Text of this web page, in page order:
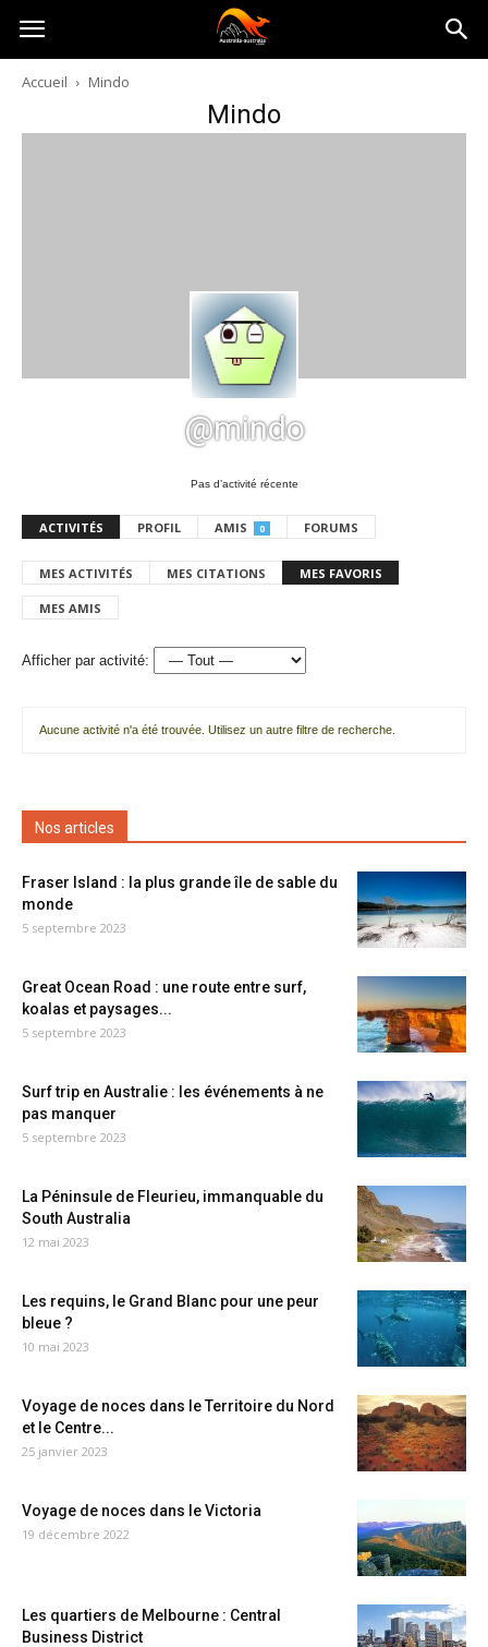
Australia-
australie.com
Accueil Mindo
Mindo
@mindo
Pas d’activité récente
ACTIVITÉS PROFIL AMIS 0 FORUMS
MES ACTIVITÉS MES CITATIONS MES FAVORIS
MES AMIS
Afficher par activité:
Aucune activité n'a été trouvée. Utilisez un autre filtre de recherche.
Nos articles
Fraser Island : la plus grande île de sable du
monde
5 septembre 2023
Great Ocean Road : une route entre surf,
koalas et paysages...
5 septembre 2023
Surf trip en Australie : les événements à ne
pas manquer
5 septembre 2023
La Péninsule de Fleurieu, immanquable du
South Australia
12 mai 2023
Les requins, le Grand Blanc pour une peur
bleue ?
10 mai 2023
Voyage de noces dans le Territoire du Nord
et le Centre...
25 janvier 2023
Voyage de noces dans le Victoria
19 décembre 2022
Les quartiers de Melbourne : Central
Business District